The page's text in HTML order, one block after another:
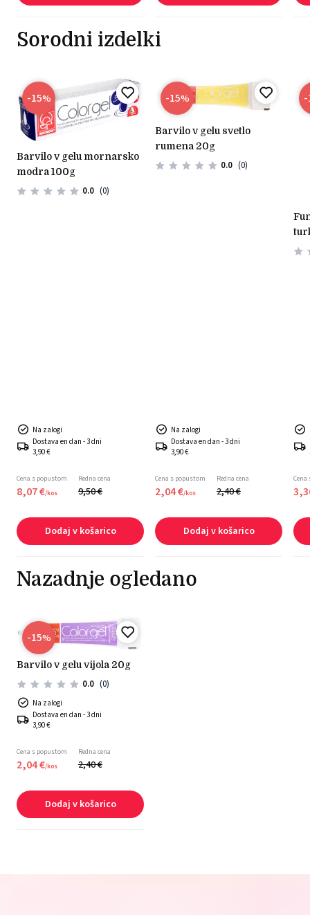
Sorodni izdelki
-15%
barvilo v gelu mornarsko
modra 100g
0.0 (0)
Na zalogi
Dostava en dan - 3 dni
3,90 €
Cena s popustom
8,07€/kos
Redna cena
9,50€
Dodaj v košarico
-15%
barvilo v gelu svetlo
rumena 20g
0.0 (0)
Na zalogi
Dostava en dan - 3 dni
3,90 €
Cena s popustom
2,04€/kos
Redna cena
2,40€
Dodaj v košarico
funcakes barvilo v gelu
3,
Nazadnje ogledano
-15%
barvilo v gelu vijola 20g
0.0 (0)
Na zalogi
Dostava en dan - 3 dni
3,90 €
Cena s popustom
2,04€/kos
Redna cena
2,40€
Dodaj v košarico